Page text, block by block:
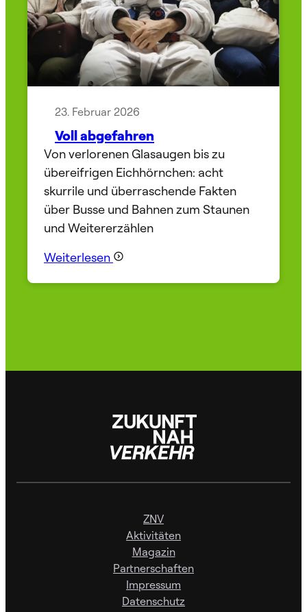
23. Februar 2026
Voll abgefahren
Von verlorenen Glasaugen bis zu
übereifrigen Eichhörnchen: acht
skurrile und überraschende Fakten
über Busse und Bahnen zum Staunen
und Weitererzählen
Weiterlesen
ZNV
Aktivitäten
Magazin
Partnerschaften
Impressum
Datenschutz